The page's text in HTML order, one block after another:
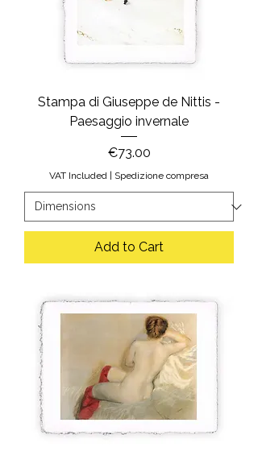
Stampa di Giuseppe de Nittis -
Paesaggio invernale
Price
€73.00
VAT Included Spedizione compresa
Add to Cart